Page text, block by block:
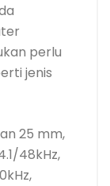
perlu
jenis
25 mm,
48kHz,